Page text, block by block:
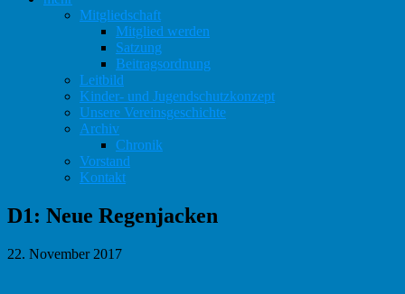
Mitgliedschaft
Mitglied werden
Satzung
Beitragsordnung
Leitbild
Kinder- und Jugendschutzkonzept
Unsere Vereinsgeschichte
Archiv
Chronik
Vorstand
Kontakt
D1: Neue Regenjacken
22. November 2017